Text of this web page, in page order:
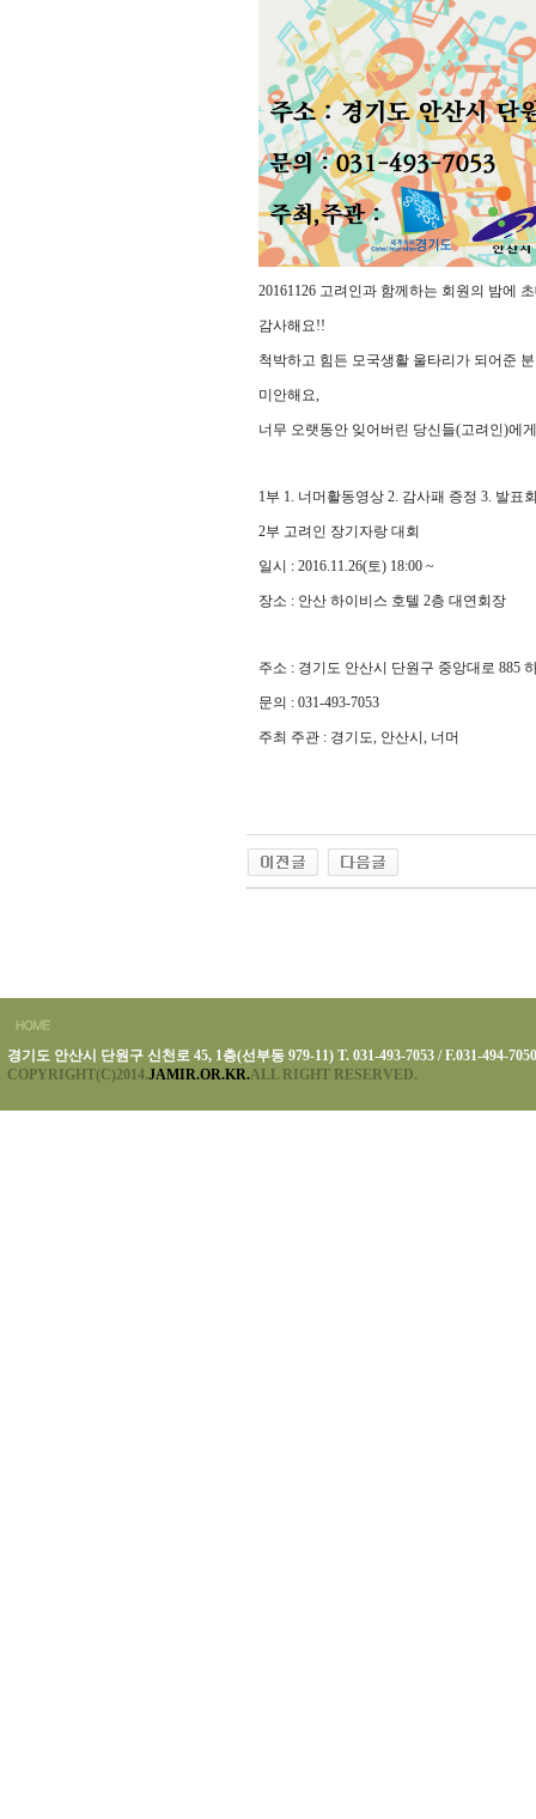
20161126 고려인과 함께하는 회원의 밤에
감사해요!!
척박하고 힘든 모국생활 울타리가 되어준
미안해요,
너무 오랫동안 잊어버린 당신들(고려인)에게
1부 1. 너머활동영상 2. 감사패 증정 3. 발표
2부 고려인 장기자랑 대회
일시 : 2016.11.26(토) 18:00 ~
장소 : 안산 하이비스 호텔 2층 대연회장
주소 : 경기도 안산시 단원구 중앙대로 885
문의 : 031-493-7053
주최 주관 : 경기도, 안산시, 너머
경기도 안산시 단원구 신천로 45, 1층(선부동 979-11) T. 031-493-7053 / F.031-494-7050
COPYRIGHT(C)2014.JAMIR.OR.KR.ALL RIGHT RESERVED.